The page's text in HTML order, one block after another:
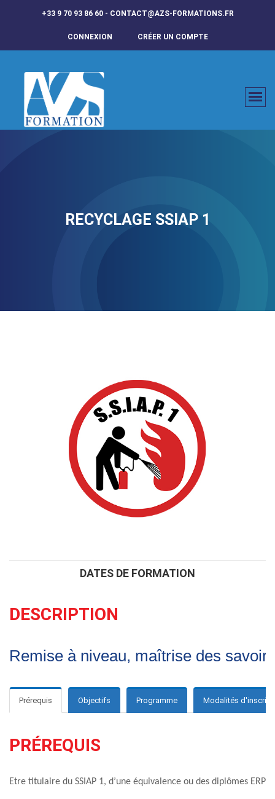
+33 9 70 93 86 60 - CONTACT@AZS-FORMATIONS.FR
CONNEXION CRÉER UN COMPTE
RECYCLAGE SSIAP 1
DATES DE FORMATION
DESCRIPTION
Remise à niveau, maîtrise des
Prérequis Objectifs Programme Modalités
PRÉREQUIS
Etre titulaire du SSIAP 1, d’une équivalence ou des diplômes ERP